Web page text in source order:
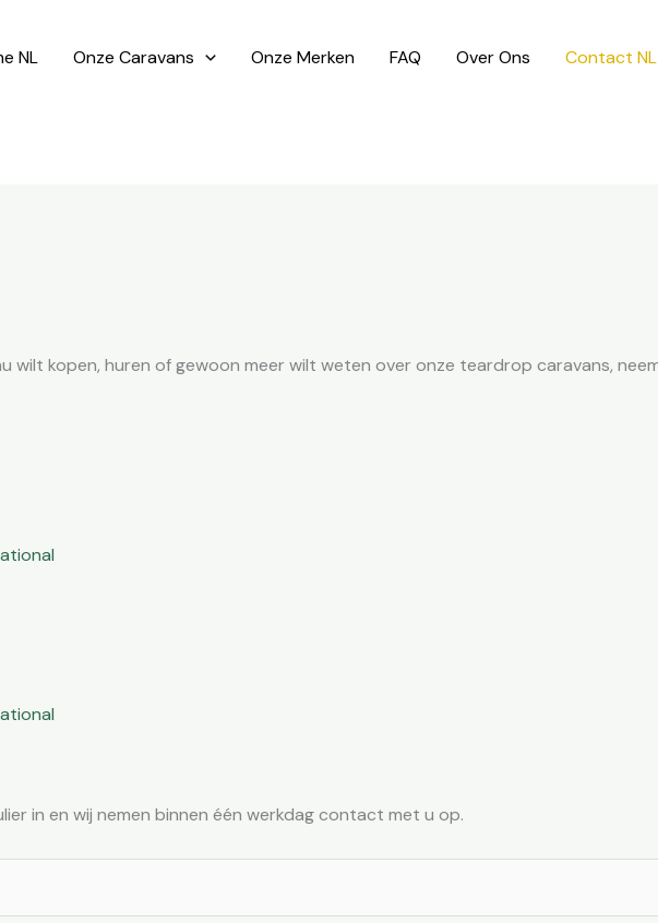
NL Onze Caravans Onze Merken FAQ Over Ons Contact NL
wilt kopen, huren of gewoon meer wilt weten over onze teardrop caravans,
in en wij nemen binnen één werkdag contact met u op.